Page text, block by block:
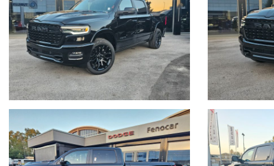
NON COMPRENSIVO DI IVA E MESSA SU STRADA
OMOLOGAZIONE AUTOCARRO 5 POSTI
PREZZO COMPRENSIVO DI TUTTA LA SEGUENTE DOTAZIONE:
- Bed Utility Group (Rivestimento del cassone antigraffio XMF,
- Limited Level A Equipment Group (display touchscreen da 14,4"
conducente assonnato XNM,assistenza alla sterzata evasiva SJK,
View XAK, riconoscimento segnaletica stradale SJB.
- Tetto apribile elettricamente panoramico GWJ
- Pedane laterali elettriche nere MY7
- Sospensioni ad aria SER
- Gancio traino omologato 3500 kg